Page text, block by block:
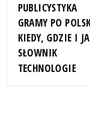
PUBLICYSTYKA
GRAMY PO
KIEDY, GDZIE I
SŁOWNIK
TECHNOLOGIE